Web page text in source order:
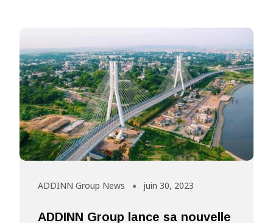
ADDINN Group News juin 30, 2023
ADDINN Group lance sa nouvelle